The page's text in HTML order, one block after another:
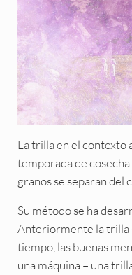
La trilla en el contexto
temporada de
granos se separan del
Su método se ha
Anteriormente la trilla
tiempo, las buenas
una máquina – una